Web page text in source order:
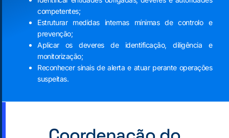
competentes;
Estruturar medidas internas mínimas de controlo e
prevenção;
Aplicar os deveres de identificação, diligência e
monitorização;
Reconhecer sinais de alerta e atuar perante operações
suspeitas.